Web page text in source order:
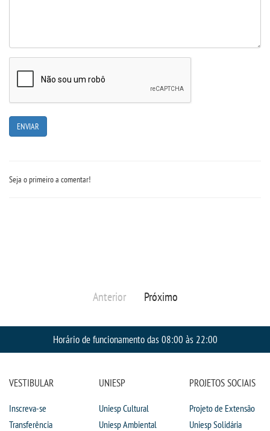
PORTARIAS
TRABALHE CONOSCO
Seja o primeiro a comentar!
Anterior Próximo
Horário de funcionamento das 08:00 às 22:00
VESTIBULAR
Inscreva-se
Transferência
UNIESP
Uniesp Cultural
Uniesp Ambiental
PROJETOS SOCIAIS
Projeto de Extensão
Uniesp Solidária